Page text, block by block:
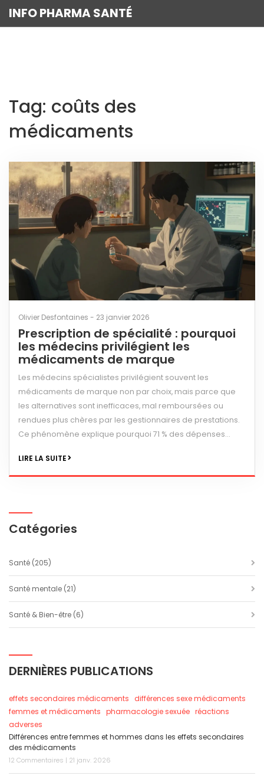
INFO PHARMA SANTÉ
Tag: coûts des
médicaments
Olivier Desfontaines - 23 janvier 2026
Prescription de spécialité : pourquoi
les médecins privilégient les
médicaments de marque
Les médecins spécialistes privilégient souvent les
médicaments de marque non par choix, mais parce que
les alternatives sont inefficaces, mal remboursées ou
rendues plus chères par les gestionnaires de prestations.
Ce phénomène explique pourquoi 71 % des dépenses
LIRE LA SUITE
Catégories
Santé (205)
Santé mentale (21)
Santé & Bien-être (6)
DERNIÈRES PUBLICATIONS
effets secondaires médicaments
différences sexe médicaments
femmes et médicaments pharmacologie sexuée réactions
adverses
Différences entre femmes et hommes dans les effets secondaires
des médicaments
12 Commentaires | 21 janv. 2026